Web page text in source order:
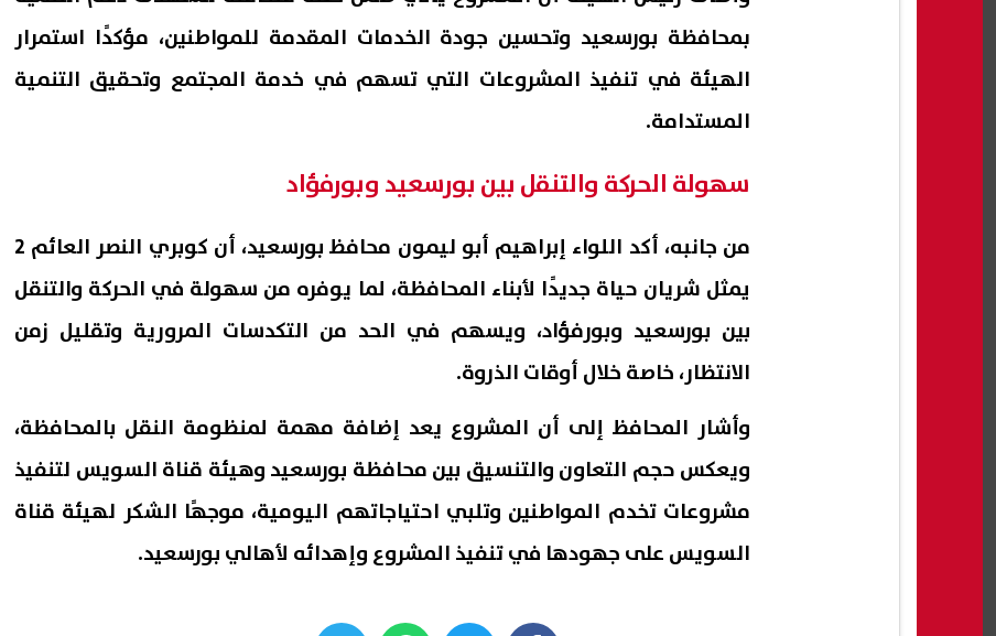
بمحافظة بورسعيد وتحسين جودة الخدمات المقدمة للمواطنين، مؤكدًا استمرار
الهيئة في تنفيذ المشروعات التي تسهم في خدمة المجتمع وتحقيق التنمية
المستدامة.
سهولة الحركة والتنقل بين بورسعيد وبورفؤاد
من جانبه، أكد اللواء إبراهيم أبو ليمون محافظ بورسعيد، أن كوبري النصر العائم 2
يمثل شريان حياة جديدًا لأبناء المحافظة، لما يوفره من سهولة في الحركة والتنقل
بين بورسعيد وبورفؤاد، ويسهم في الحد من التكدسات المرورية وتقليل زمن
الانتظار، خاصة خلال أوقات الذروة.
وأشار المحافظ إلى أن المشروع يعد إضافة مهمة لمنظومة النقل بالمحافظة،
ويعكس حجم التعاون والتنسيق بين محافظة بورسعيد وهيئة قناة السويس لتنفيذ
مشروعات تخدم المواطنين وتلبي احتياجاتهم اليومية، موجهًا الشكر لهيئة قناة
السويس على جهودها في تنفيذ المشروع وإهدائه لأهالي بورسعيد.